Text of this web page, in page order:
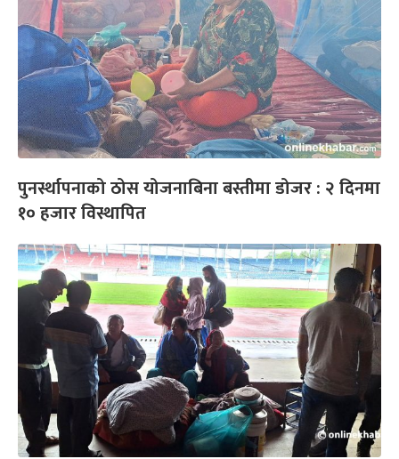
पुनर्स्थापनाको ठोस योजनाबिना बस्तीमा डोजर : २ दिनमा
१० हजार विस्थापित